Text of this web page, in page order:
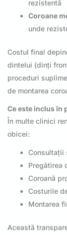
rezistentă
Coroane
unde
Costul final
dintelui (dinți
proceduri
de montarea
Ce este inclus în
În multe clinici
obicei:
Consultații
Pregătirea
Coroană
Costurile
Montarea
Această